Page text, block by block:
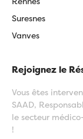
Suresnes
Vanves
Rejoignez le
Vous êtes
SAAD,
le secteur
!